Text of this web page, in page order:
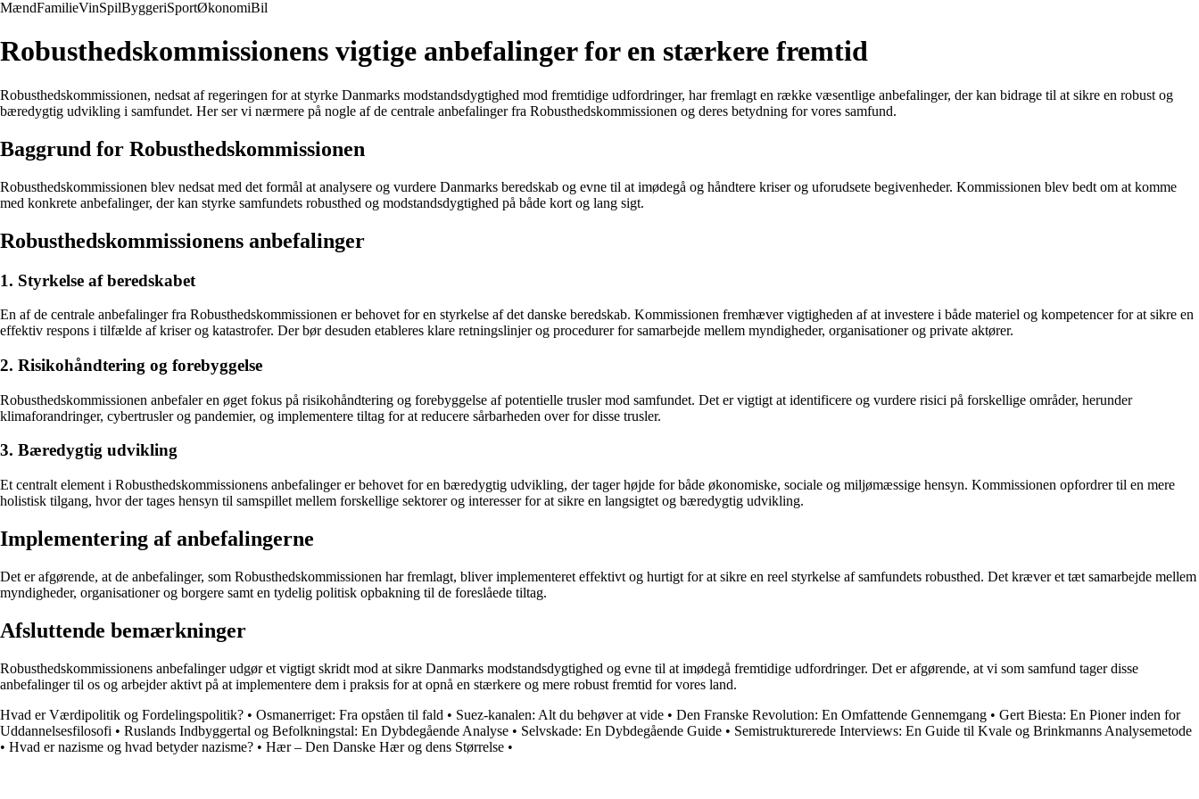
MændFamilieVinSpilByggeriSportØkonomiBil
Robusthedskommissionens vigtige anbefalinger for en stærkere fremtid
Robusthedskommissionen, nedsat af regeringen for at styrke Danmarks modstandsdygtighed mod fremtidige udfordringer, har fremlagt en række væsentlige anbefalinger, der kan bidrage til at sikre en robust og
bæredygtig udvikling i samfundet. Her ser vi nærmere på nogle af de centrale anbefalinger fra Robusthedskommissionen og deres betydning for vores samfund.
Baggrund for Robusthedskommissionen
Robusthedskommissionen blev nedsat med det formål at analysere og vurdere Danmarks beredskab og evne til at imødegå og håndtere kriser og uforudsete begivenheder. Kommissionen blev bedt om at komme
med konkrete anbefalinger, der kan styrke samfundets robusthed og modstandsdygtighed på både kort og lang sigt.
Robusthedskommissionens anbefalinger
1. Styrkelse af beredskabet
En af de centrale anbefalinger fra Robusthedskommissionen er behovet for en styrkelse af det danske beredskab. Kommissionen fremhæver vigtigheden af at investere i både materiel og kompetencer for at sikre en
effektiv respons i tilfælde af kriser og katastrofer. Der bør desuden etableres klare retningslinjer og procedurer for samarbejde mellem myndigheder, organisationer og private aktører.
2. Risikohåndtering og forebyggelse
Robusthedskommissionen anbefaler en øget fokus på risikohåndtering og forebyggelse af potentielle trusler mod samfundet. Det er vigtigt at identificere og vurdere risici på forskellige områder, herunder
klimaforandringer, cybertrusler og pandemier, og implementere tiltag for at reducere sårbarheden over for disse trusler.
3. Bæredygtig udvikling
Et centralt element i Robusthedskommissionens anbefalinger er behovet for en bæredygtig udvikling, der tager højde for både økonomiske, sociale og miljømæssige hensyn. Kommissionen opfordrer til en mere
holistisk tilgang, hvor der tages hensyn til samspillet mellem forskellige sektorer og interesser for at sikre en langsigtet og bæredygtig udvikling.
Implementering af anbefalingerne
Det er afgørende, at de anbefalinger, som Robusthedskommissionen har fremlagt, bliver implementeret effektivt og hurtigt for at sikre en reel styrkelse af samfundets robusthed. Det kræver et tæt samarbejde mellem
myndigheder, organisationer og borgere samt en tydelig politisk opbakning til de foreslåede tiltag.
Afsluttende bemærkninger
Robusthedskommissionens anbefalinger udgør et vigtigt skridt mod at sikre Danmarks modstandsdygtighed og evne til at imødegå fremtidige udfordringer. Det er afgørende, at vi som samfund tager disse
anbefalinger til os og arbejder aktivt på at implementere dem i praksis for at opnå en stærkere og mere robust fremtid for vores land.
Hvad er Værdipolitik og Fordelingspolitik? • Osmanerriget: Fra opståen til fald • Suez-kanalen: Alt du behøver at vide • Den Franske Revolution: En Omfattende Gennemgang • Gert Biesta: En Pioner inden for
Uddannelsesfilosofi • Ruslands Indbyggertal og Befolkningstal: En Dybdegående Analyse • Selvskade: En Dybdegående Guide • Semistrukturerede Interviews: En Guide til Kvale og Brinkmanns Analysemetode
• Hvad er nazisme og hvad betyder nazisme? • Hær – Den Danske Hær og dens Størrelse •